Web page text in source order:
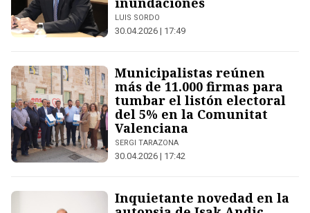
LUIS SORDO
30.04.2026 | 17:49
Municipalistas reúnen
más de 11.000 firmas para
tumbar el listón electoral
del 5% en la Comunitat
Valenciana
SERGI TARAZONA
30.04.2026 | 17:42
Inquietante novedad en la